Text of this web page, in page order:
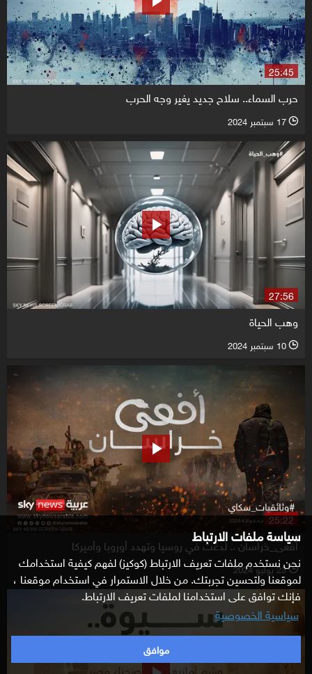
سياسة ملفات الارتباط
نحن نستخدم ملفات تعريف الارتباط (كوكيز) لفهم كيفية استخدامك
لموقعنا ولتحسين تجربتك. من خلال الاستمرار في استخدام موقعنا ،
فإنك توافق على استخدامنا لملفات تعريف الارتباط.
سياسية الخصوصية
موافق
25:45
حرب السماء.. سلاح جديد يغير وجه الحرب
l 17 سبتمبر 2024
27:56
وهب الحياة
l 10 سبتمبر 2024
25:22
أفعى_خراسان .. لدغت في روسيا وتهدد أوروبا وأميركا
l 23 يوليو 2024